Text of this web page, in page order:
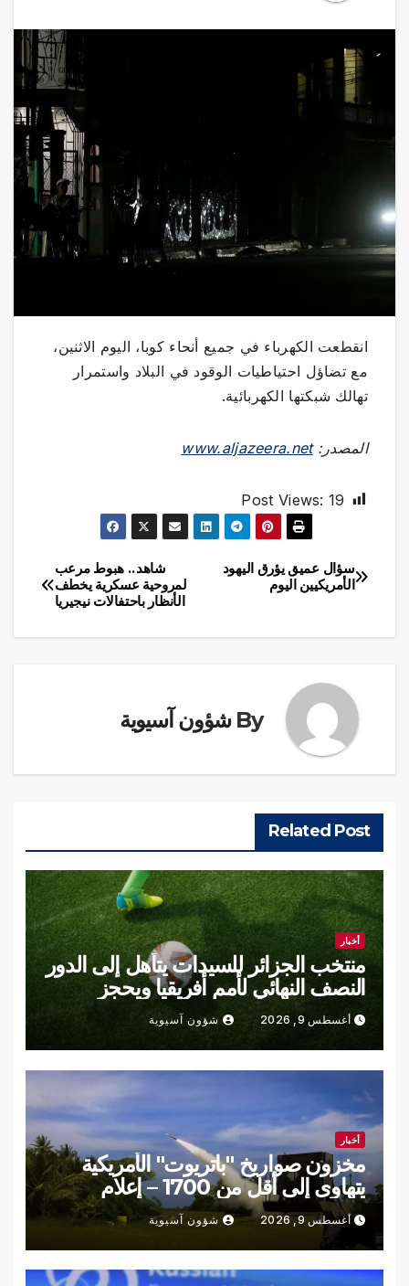
انقطعت الكهرباء في جميع أنحاء كوبا، اليوم الاثنين،
مع تضاؤل احتياطيات الوقود في البلاد واستمرار
تهالك شبكتها الكهربائية.
المصدر:www.aljazeera.net
Post Views: 19
تصفّح
شاهد.. هبوط مرعب
لمروحية عسكرية يخطف
الأنظار باحتفالات نيجيريا
سؤال عميق يؤرق اليهود
الأمريكيين اليوم
By شؤون آسيوية
Related Post
أخبار
منتخب الجزائر للسيدات يتأهل إلى الدور
النصف النهائي لأمم أفريقيا ويحجز
مقعده في مونديال 2027
أغسطس 9, 2026 شؤون آسيوية
أخبار
مخزون صواريخ "باتريوت" الأمريكية
يتهاوى إلى أقل من 1700 – إعلام
أغسطس 9, 2026 شؤون آسيوية